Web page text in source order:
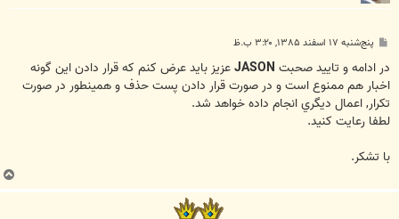
پ
ت
پنج‌شنبه ۱۷ اسفند ۱۳۸۵, ۳:۲۰ ب.ظ
در ادامه و تاييد صحبت JASONعزيز بايد عرض کنم که قرار دادن اين گونه
اخبار هم ممنوع است و در صورت قرار دادن پست حذف و همينطور در صورت
تکرار, اعمال ديگري انجام داده خواهد شد.
لطفا رعايت کنيد.
با تشکر.
ب
ا